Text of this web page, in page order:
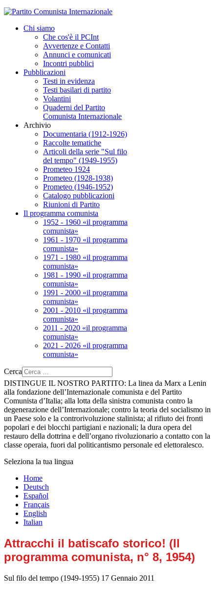
Chi siamo
Che cos'è il PCInt
Avvertenze e Contatti
Annunci e comunicati
Incontri pubblici
Pubblicazioni
Testi in evidenza
Testi basilari di partito
Volantini
Quaderni del Partito
Comunista Internazionale
Archivio
Documentaria (1912-1926)
Raccolte tematiche
Articoli della serie "Sul filo
del tempo" (1949-1955)
Prometeo 1924
Prometeo (1928-1938)
Prometeo (1946-1952)
Catalogo pubblicazioni
Riunioni di Partito
Il programma comunista
1952 - 1960 «il programma
comunista»
1961 - 1970 «il programma
comunista»
1971 - 1980 «il programma
comunista»
1981 - 1990 «il programma
comunista»
1991 - 2000 «il programma
comunista»
2001 - 2010 «il programma
comunista»
2011 - 2020 «il programma
comunista»
2021 - 2026 «il programma
comunista»
Cerca
DISTINGUE IL NOSTRO PARTITO: La linea da Marx a Lenin
alla fondazione dell’Internazionale comunista e del Partito
Comunista d’Italia; alla lotta della sinistra comunista contro la
degenerazione dell’Internazionale; contro la teoria del socialismo in
un Paese solo e la controrivoluzione stalinista; al rifiuto dei fronti
popolari e dei blocchi partigiani e nazionali; la dura opera del
restauro della dottrina e dell’organo rivoluzionario a contatto con la
classe operaia, fuori dal politicantismo personale ed elettoralesco.
Seleziona la tua lingua
Home
Deutsch
Español
Français
English
Italian
Attracchi il batiscafo storico! (Il
programma comunista, n° 8, 1954)
Sul filo del tempo (1949-1955) 17 Gennaio 2011